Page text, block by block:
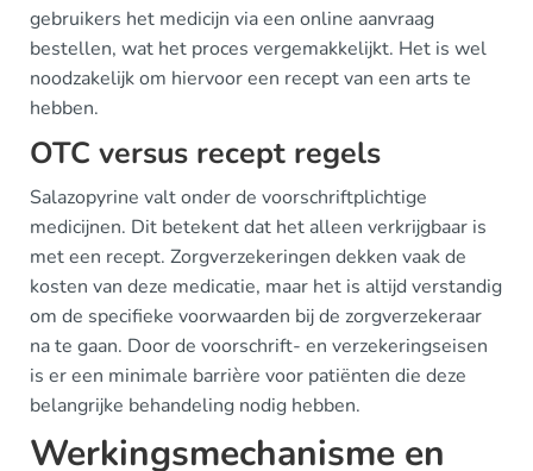
gebruikers het medicijn via een online aanvraag
bestellen, wat het proces vergemakkelijkt. Het is wel
noodzakelijk om hiervoor een recept van een arts te
hebben.
OTC versus recept regels
Salazopyrine valt onder de voorschriftplichtige
medicijnen. Dit betekent dat het alleen verkrijgbaar is
met een recept. Zorgverzekeringen dekken vaak de
kosten van deze medicatie, maar het is altijd verstandig
om de specifieke voorwaarden bij de zorgverzekeraar
na te gaan. Door de voorschrift- en verzekeringseisen
is er een minimale barrière voor patiënten die deze
belangrijke behandeling nodig hebben.
Werkingsmechanisme en